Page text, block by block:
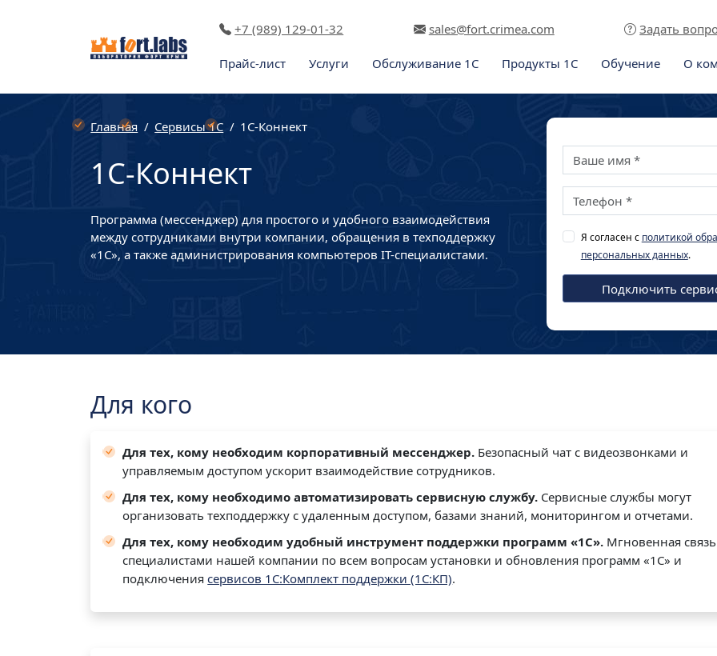
+7 (989) 129-01-32 sales@fort.crimea.com Задать
Прайс-лист Услуги Обслуживание 1С Продукты 1С Обучение О
Главная Сервисы 1С 1С-Коннект
1С-Коннект
Программа (мессенджер) для простого и удобного взаимодействия
между сотрудниками внутри компании, обращения в техподдержку
«1С», а также администрирования компьютеров IT-специалистами.
Я согласен с политикой
персональных данных.
Подключить
Для кого
Для тех, кому необходим корпоративный мессенджер. Безопасный чат с видеозвонками и
управляемым доступом ускорит взаимодействие сотрудников.
Для тех, кому необходимо автоматизировать сервисную службу. Сервисные службы могут
организовать техподдержку с удаленным доступом, базами знаний, мониторингом и отчетами.
Для тех, кому необходим удобный инструмент поддержки программ «1С». Мгновенная
специалистами нашей компании по всем вопросам установки и обновления программ «1С» и
подключениясервисов 1С:Комплект поддержки (1С:КП).